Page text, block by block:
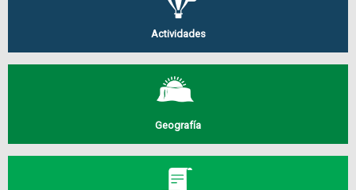
Actividades
Geografía